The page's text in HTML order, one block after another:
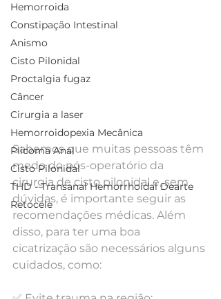
Hemorroida
Constipação Intestinal
Anismo
Cisto Pilonidal
Proctalgia fugaz
Câncer
Cirurgia a laser
Hemorroidopexia Mecânica
Plicoma Anal
Cisto Pilonidal
THD - Transanal Hemorrhoidal Dearte
Retocele
Sabemos que muitas pessoas têm
medo do pós-operatório da
cirurgia de cisto pilonidal e, sem
dúvidas, é importante seguir as
recomendações médicas. Além
disso, para ter uma boa
cicatrização são necessários alguns
cuidados, como: